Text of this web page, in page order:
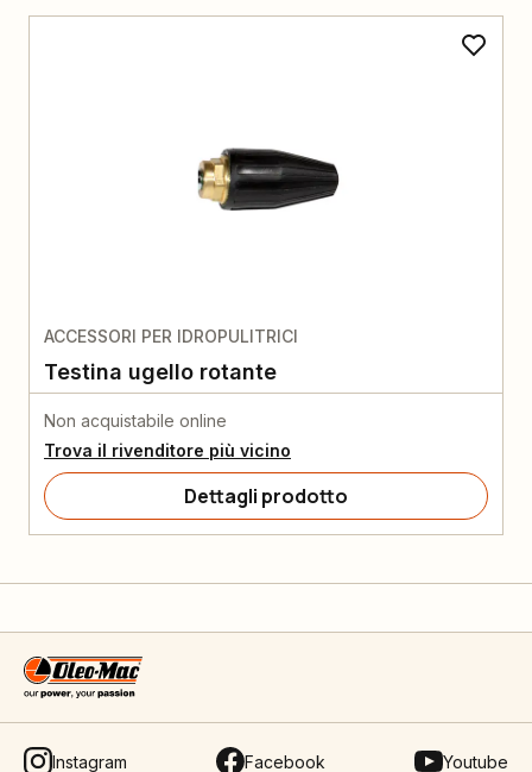
ACCESSORI PER IDROPULITRICI
Testina ugello rotante
Non acquistabile online
Trova il rivenditore più vicino
Dettagli prodotto
Instagram Facebook Youtube